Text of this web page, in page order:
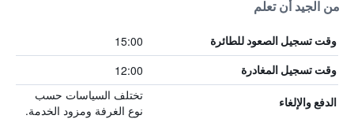
من الجيد أن تعلم
وقت تسجيل الصعود للطائرة 15:00
وقت تسجيل المغادرة 12:00
الدفع والإلغاء
تختلف السياسات حسب
نوع الغرفة ومزود الخدمة.